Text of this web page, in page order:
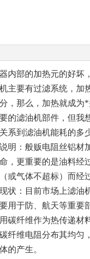
内部的加热元的好坏
主要有过滤系统，加
，那么，加热就成为
的滤油机部件，但我
系到滤油机能耗的多
明：般贩电阻丝铝材
，更重要的是油料经
或气体不超标）而经
状：目前市场上滤油
用于防、航天等重要
碳纤维作为热传递材
纤维电阻分布其均匀
的产生。